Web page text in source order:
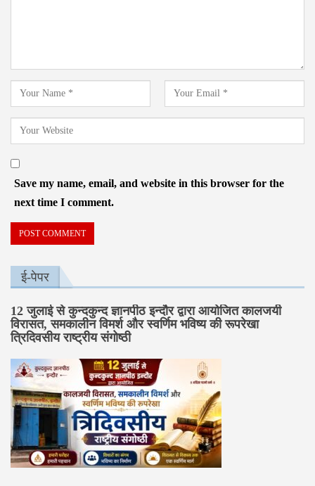
Save my name, email, and website in this browser for the
next time I comment.
ई-पेपर
12 जुलाई से कुन्दकुन्द ज्ञानपीठ इन्दौर द्वारा आयोजित कालजयी
विरासत, समकालीन विमर्श और स्वर्णिम भविष्य की रूपरेखा
त्रिदिवसीय राष्ट्रीय संगोष्ठी